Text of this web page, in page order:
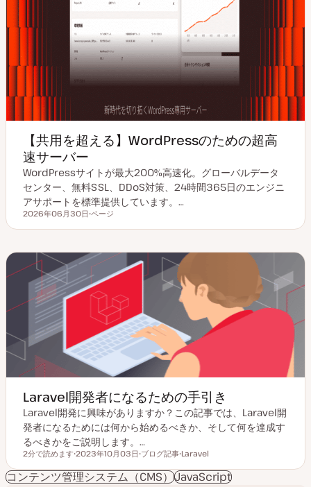
【共用を超える】WordPressのための超高
速サーバー
WordPressサイトが最大200%高速化。グローバルデータ
センター、無料SSL、DDoS対策、24時間365日のエンジニ
アサポートを標準提供しています。…
更新日
2026年06月30日
稿
イ
プ
ページ
Laravel開発者になるための手引き
Laravel開発に興味がありますか？この記事では、Laravel開
発者になるためには何から始めるべきか、そして何を達成す
るべきかをご説明します。…
読むのにかかる時間
2分で読めます
新
日
2023年10月03日
稿
タ
ブログ記事
ピ
ッ
Laravel
コンテンツ管理システム（CMS）JavaScript